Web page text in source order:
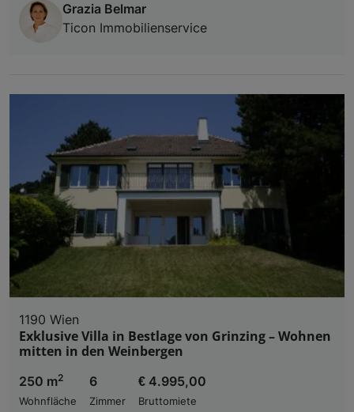
Grazia Belmar
Ticon Immobilienservice
1190 Wien
Exklusive Villa in Bestlage von Grinzing – Wohnen
mitten in den Weinbergen
250 m2
Wohnfläche
6
Zimmer
€ 4.995,00
Bruttomiete